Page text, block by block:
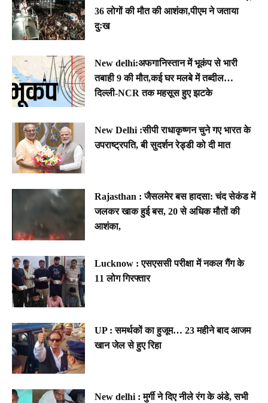
36 लोगों की मौत की आशंका,पीएम ने जताया
दुःख
New delhi:अफगानिस्तान में भूकंप से भारी
तबाही 9 की मौत,कई घर मलबे में तब्दील…
दिल्ली-NCR तक महसूस हुए झटके
New Delhi :सीपी राधाकृष्णन चुने गए भारत के
उपराष्ट्रपति, बी सुदर्शन रेड्डी को दी मात
Rajasthan : जैसलमेर बस हादसा: चंद सेकंड में
जलकर खाक हुई बस, 20 से अधिक मौतों की
आशंका,
Lucknow : एसएससी परीक्षा में नकल गैंग के
11 लोग गिरफ्तार
UP : समर्थकों का हुजूम… 23 महीने बाद आजम
खान जेल से हुए रिहा
New delhi : मुर्गी ने दिए नीले रंग के अंडे, सभी